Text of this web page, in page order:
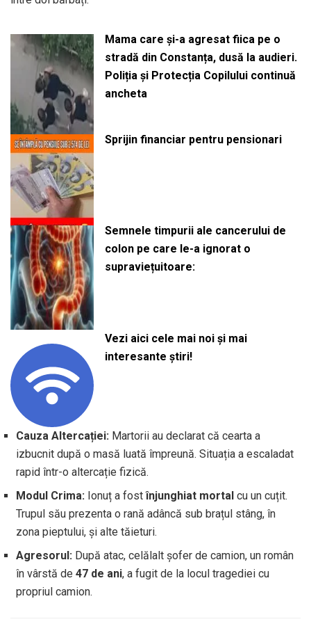
Mama care și-a agresat fiica pe o
stradă din Constanța, dusă la audieri.
Poliția și Protecția Copilului continuă
ancheta
Sprijin financiar pentru pensionari
Semnele timpurii ale cancerului de
colon pe care le-a ignorat o
supraviețuitoare:
Vezi aici cele mai noi și mai
interesante știri!
Cauza Altercației: Martorii au declarat că cearta a
izbucnit după o masă luată împreună. Situația a escaladat
rapid într-o altercație fizică.
Modul Crima: Ionuț a fostînjunghiat mortal cu un cuțit.
Trupul său prezenta o rană adâncă sub brațul stâng, în
zona pieptului, și alte tăieturi.
Agresorul: După atac, celălalt șofer de camion, un român
în vârstă de 47 de ani, a fugit de la locul tragediei cu
propriul camion.